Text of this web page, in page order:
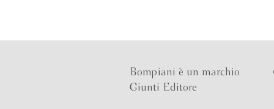
Bompiani è un marchio
Giunti Editore